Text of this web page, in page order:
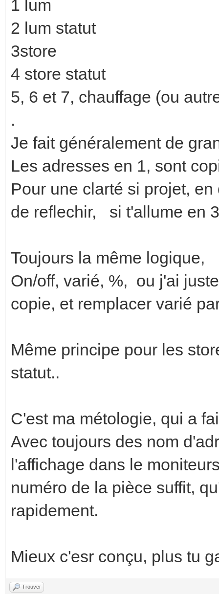
1 lum
2 lum statut
3store
4 store statut
5, 6 et 7, chauffage (ou
.
Je fait généralement de
Les adresses en 1, sont
Pour une clarté si projet,
de reflechir, si t'allume en
Toujours la même logique,
On/off, varié, %, ou j'ai
copie, et remplacer varié
Même principe pour les
statut..
C'est ma métologie, qui a
Avec toujours des nom
l'affichage dans le
numéro de la pièce suffit,
rapidement.
Mieux c'esr conçu, plus tu
Trouver